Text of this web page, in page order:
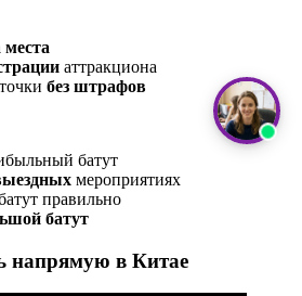
места
аттракциона
без штрафов
батут
мероприятиях
правильно
батут
напрямую в Китае